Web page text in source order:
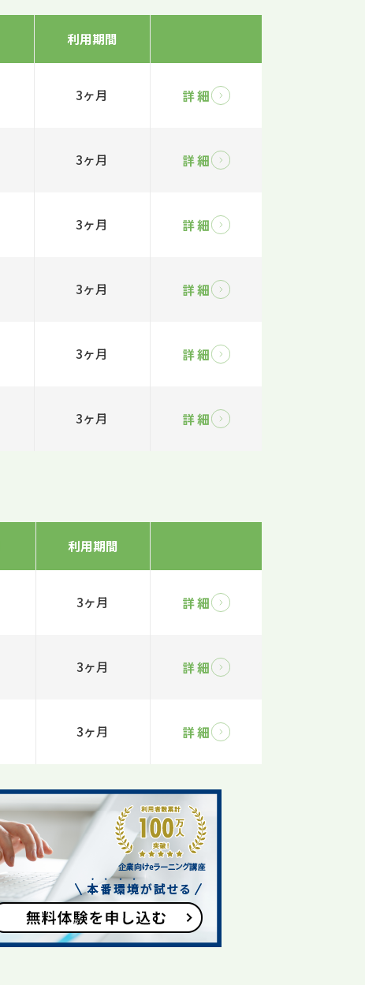
利用期間
3ヶ月 詳細
3ヶ月 詳細
3ヶ月 詳細
3ヶ月 詳細
3ヶ月 詳細
3ヶ月 詳細
利用期間
3ヶ月 詳細
3ヶ月 詳細
3ヶ月 詳細